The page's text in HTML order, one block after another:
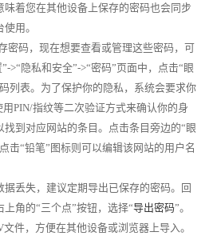
味着您在其他设备上保存的密码也会同步
用。
密码，现在想要查看或管理这些密码，可
>“隐私和安全”->“密码”页面中，点击“眼
列表。为了保护你的隐私，系统会要求你
PIN/指纹等二次验证方式来确认你的身
到对应网站的条目。点击条目旁边的“眼
击“铅笔”图标则可以编辑该网站的用户名
丢失，建议定期导出已保存的密码。回
角的“三个点”按钮，选择“导出密码”。
件，方便在其他设备或浏览器上导入。